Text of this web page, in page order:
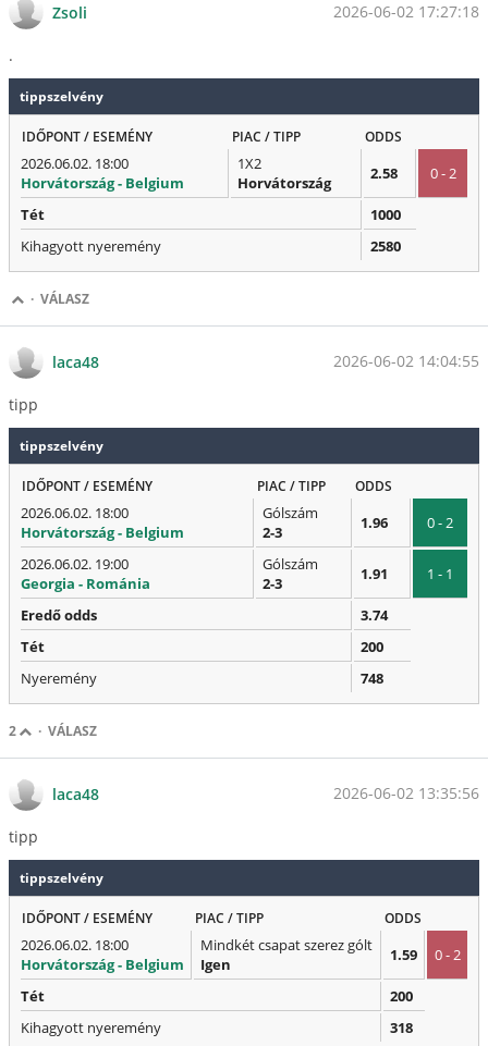
Zsoli 2026-06-02 17:27:18
.
tippszelvény
IDŐPONT / ESEMÉNY PIAC / TIPP ODDS
2026.06.02. 18:00
Horvátország - Belgium
1X2
Horvátország
2.58 0 - 2
Tét
1000
Kihagyott nyeremény
2580
· VÁLASZ
laca48 2026-06-02 14:04:55
tipp
tippszelvény
IDŐPONT / ESEMÉNY PIAC / TIPP ODDS
2026.06.02. 18:00
Horvátország - Belgium
Gólszám
2-3
1.96 0 - 2
2026.06.02. 19:00
Georgia - Románia
Gólszám
2-3
1.91 1 - 1
Eredő odds
3.74
Tét
200
Nyeremény
748
2 · VÁLASZ
laca48 2026-06-02 13:35:56
tipp
tippszelvény
IDŐPONT / ESEMÉNY PIAC / TIPP ODDS
2026.06.02. 18:00
Horvátország - Belgium
Mindkét csapat szerez gólt
Igen
1.59 0 - 2
Tét
200
Kihagyott nyeremény
318